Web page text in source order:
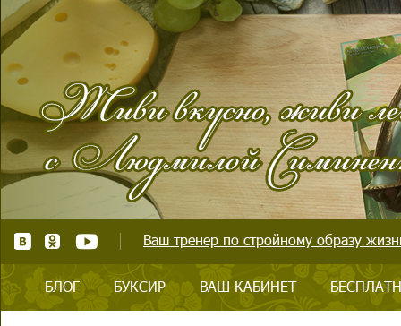
Ваш тренер по стройному образу
БЛОГ БУКСИР ВАШ КАБИНЕТ